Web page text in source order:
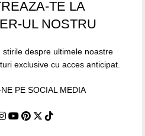
TE LA
UL NOSTRU
despre ultimele noastre
exclusive cu acces anticipat.
PE SOCIAL MEDIA